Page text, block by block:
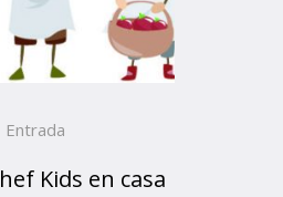
Entrada
Kids en casa